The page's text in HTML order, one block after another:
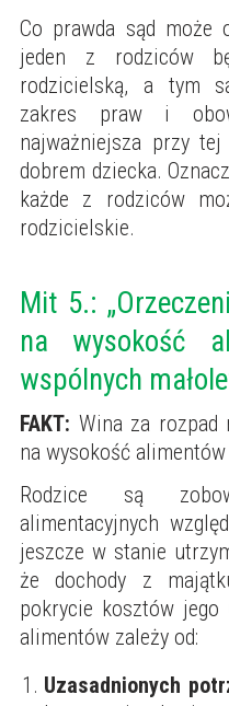
Co prawda sąd może
jeden z rodziców
rodzicielską, a tym
zakres praw i
najważniejsza przy
dobrem dziecka.
każde z rodziców
rodzicielskie.
Mit 5.:
na wysokość
wspólnych
FAKT: Wina za rozpad
na wysokość
Rodzice są
alimentacyjnych
jeszcze w stanie
że dochody z
pokrycie kosztów jego
alimentów zależy od:
Uzasadnionych